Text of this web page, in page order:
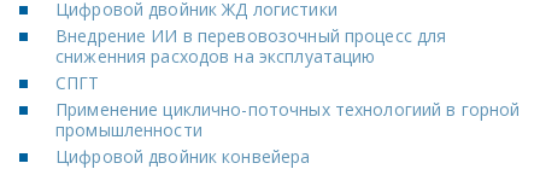
Цифровой двойник ЖД логистики
Внедрение ИИ в перевовозочный процесс для
сниженния расходов на эксплуатацию
СПГТ
Применение циклично-поточных технологиий в горной
промышленности
Цифровой двойник конвейера